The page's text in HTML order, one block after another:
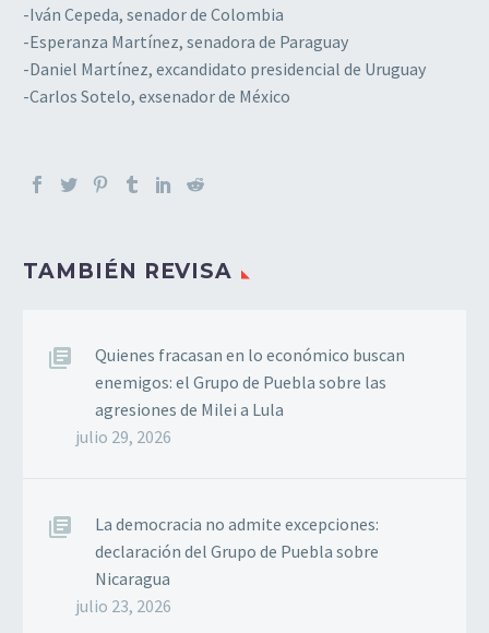
-Iván Cepeda, senador de Colombia
-Esperanza Martínez, senadora de Paraguay
-Daniel Martínez, excandidato presidencial de Uruguay
-Carlos Sotelo, exsenador de México
TAMBIÉN REVISA
Quienes fracasan en lo económico buscan
enemigos: el Grupo de Puebla sobre las
agresiones de Milei a Lula
julio 29, 2026
La democracia no admite excepciones:
declaración del Grupo de Puebla sobre
Nicaragua
julio 23, 2026